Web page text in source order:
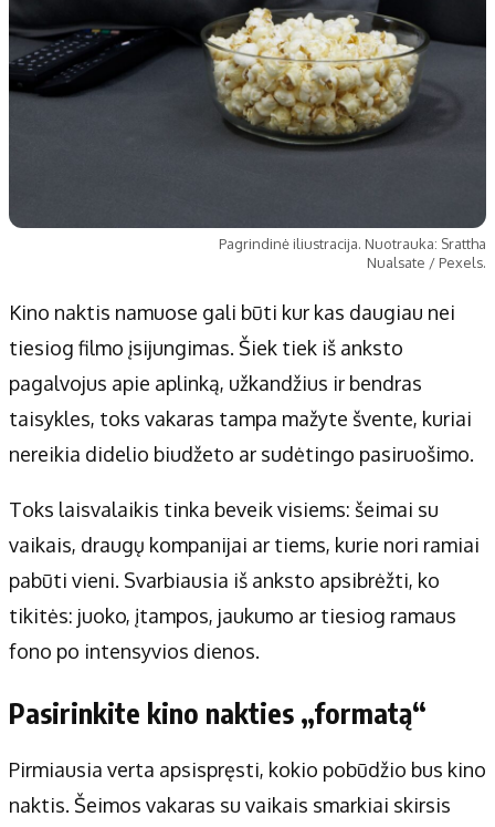
Pagrindinė iliustracija. Nuotrauka: Srattha
Nualsate / Pexels.
Kino naktis namuose gali būti kur kas daugiau nei
tiesiog filmo įsijungimas. Šiek tiek iš anksto
pagalvojus apie aplinką, užkandžius ir bendras
taisykles, toks vakaras tampa mažyte švente, kuriai
nereikia didelio biudžeto ar sudėtingo pasiruošimo.
Toks laisvalaikis tinka beveik visiems: šeimai su
vaikais, draugų kompanijai ar tiems, kurie nori ramiai
pabūti vieni. Svarbiausia iš anksto apsibrėžti, ko
tikitės: juoko, įtampos, jaukumo ar tiesiog ramaus
fono po intensyvios dienos.
Pasirinkite kino nakties „formatą“
Pirmiausia verta apsispręsti, kokio pobūdžio bus kino
naktis. Šeimos vakaras su vaikais smarkiai skirsis